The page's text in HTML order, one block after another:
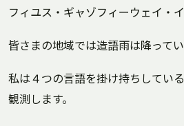
フィユス・ギャゾフィーウェイ・イ
皆さまの地域では造語雨は降ってい
私は４つの言語を掛け持ちしてい
観測します。